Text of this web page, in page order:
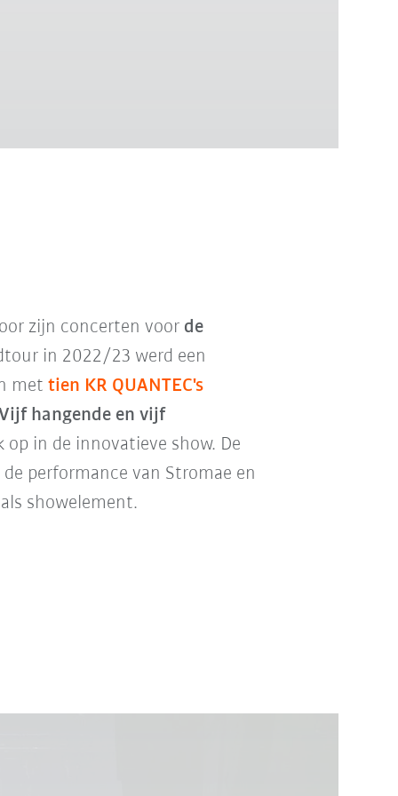
zijn concerten voor de
in 2022/23 werd een
met tien KR QUANTEC's
hangende en vijf
in de innovatieve show. De
performance van Stromae en
showelement.